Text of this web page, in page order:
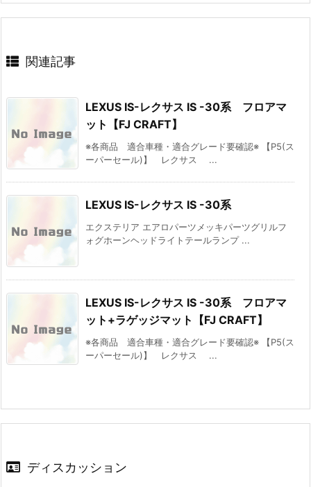
関連記事
LEXUS IS-レクサス IS -30系 フロアマ
ット【FJ CRAFT】
※各商品 適合車種・適合グレード要確認※ 【P5(ス
ーパーセール)】 レクサス ...
LEXUS IS-レクサス IS -30系
エクステリア エアロパーツメッキパーツグリルフ
ォグホーンヘッドライトテールランプ ...
LEXUS IS-レクサス IS -30系 フロアマ
ット+ラゲッジマット【FJ CRAFT】
※各商品 適合車種・適合グレード要確認※ 【P5(ス
ーパーセール)】 レクサス ...
ディスカッション